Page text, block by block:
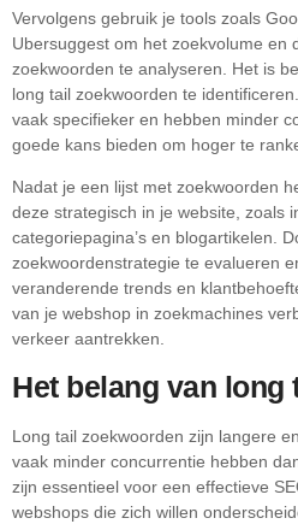
Vervolgens gebruik je tools zoals
Ubersuggest om het zoekvolume en
zoekwoorden te analyseren. Het is
long tail zoekwoorden te
vaak specifieker en hebben minder
goede kans bieden om hoger te
Nadat je een lijst met zoekwoorden
deze strategisch in je website, zoals
categoriepagina’s en blogartikelen.
zoekwoordenstrategie te evalueren
veranderende trends en
van je webshop in zoekmachines
verkeer aantrekken.
Het belang van long
Long tail zoekwoorden zijn langere
vaak minder concurrentie hebben
zijn essentieel voor een effectieve
webshops die zich willen